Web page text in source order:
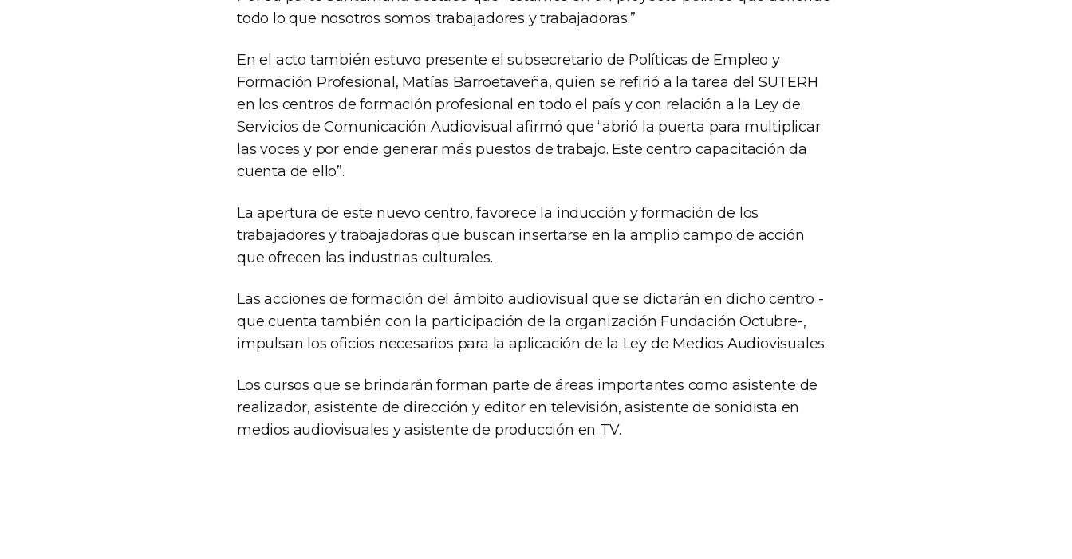
todo lo que nosotros somos: trabajadores y trabajadoras.”
En el acto también estuvo presente el subsecretario de Políticas de Empleo y
Formación Profesional, Matías Barroetaveña, quien se refirió a la tarea del SUTERH
en los centros de formación profesional en todo el país y con relación a la Ley de
Servicios de Comunicación Audiovisual afirmó que “abrió la puerta para multiplicar
las voces y por ende generar más puestos de trabajo. Este centro capacitación da
cuenta de ello”.
La apertura de este nuevo centro, favorece la inducción y formación de los
trabajadores y trabajadoras que buscan insertarse en la amplio campo de acción
que ofrecen las industrias culturales.
Las acciones de formación del ámbito audiovisual que se dictarán en dicho centro -
que cuenta también con la participación de la organización Fundación Octubre-,
impulsan los oficios necesarios para la aplicación de la Ley de Medios Audiovisuales.
Los cursos que se brindarán forman parte de áreas importantes como asistente de
realizador, asistente de dirección y editor en televisión, asistente de sonidista en
medios audiovisuales y asistente de producción en TV.